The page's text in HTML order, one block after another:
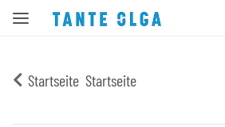
Startseite Startseite